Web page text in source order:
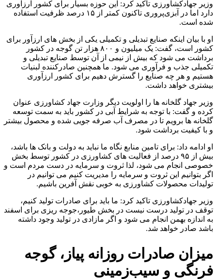
وزیر جهادکشاورزی تاکید کرد: این حوزه بسیار برای کشور ارزآوری
دارد اما در آبزی‌پروری تاکنون کمتر از ۱۵ درصد ظرفیت استفاده
شده است.
او با بیان اینکه صنایع تبدیلی و تکمیلی یکی از بخش های ارزآور برای
کشور است، گفت: یک میلیون و ۸۰۰ هزار تن گوجه در کشور
برداشت می شود که بیش از نیمی از آن توسط صنایع تبدیلی و
تکمیلی جذب و فرآوری می شود. ما همچنین صادرکننده لبنیات
هستیم و هر چه صنایع را گسترش دهیم برای کشور ارزآوری
بیشتری خواهد داشت.
وزیر جهاد گلخانه ها را اولویت دیگر وزارت جهاد کشاورزی عنوان
کرده و گفت: با توجه به شرایط آبی در کشور باید به سمت توسعه
گلخانه ها برویم تا در مصرف آب صرفه جویی شده و محصول بیشتر
و با کیفیت برداشت شود.
او ادامه داد: برای تامین منابع نگاه ما نباید به دولت و بانک ها باشد،
بیش از ۹۵ درصد از فعالیت های کشاورزی در کشور توسط بخش
خصوصی انجام می شود، لذا ثروت و سرمایه در دست مردم است و
اگر بتوانیم این ثروت و سرمایه را مدیریت کنیم می توانیم در
تولیدات محصولات کشاورزی به خوبی نقش آفرین باشیم.
وزیر جهادکشاورزی تاکید کرد: ما باید برای صادرات تولید کنیم‌،
توقف در تولید درست نیست در بخش طیور،جوجه ریزی برای اسفند
به اندازه بهمن انجام می شود و اگر مازادی در تولید وجود داشته
باشد صادر خواهد شد.
میزان صادرات روزانه پیاز، گوجه
فرنگی و سیب‌زمینی